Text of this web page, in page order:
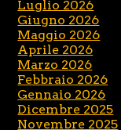
Luglio 2026
Giugno 2026
Maggio 2026
Aprile 2026
Marzo 2026
Febbraio 2026
Gennaio 2026
Dicembre 2025
Novembre 2025